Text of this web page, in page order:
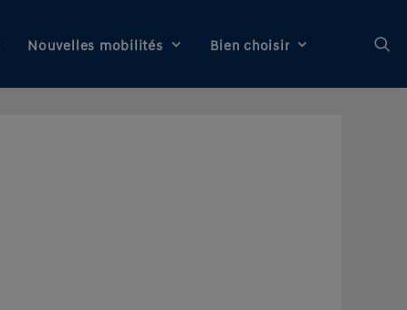
Nouvelles mobilités Bien choisir